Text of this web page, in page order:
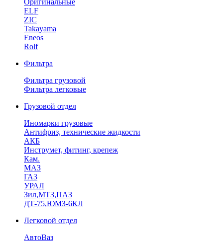
Оригинальные
ELF
ZIC
Takayama
Eneos
Rolf
Фильтра
Фильтра грузовой
Фильтра легковые
Грузовой отдел
Иномарки грузовые
Антифриз, технические жидкости
АКБ
Инструмет, фитинг, крепеж
Кам.
МАЗ
ГА3
УРАЛ
Зил,МТЗ,ПАЗ
ДТ-75,ЮМЗ-6КЛ
Легковой отдел
АвтоВаз